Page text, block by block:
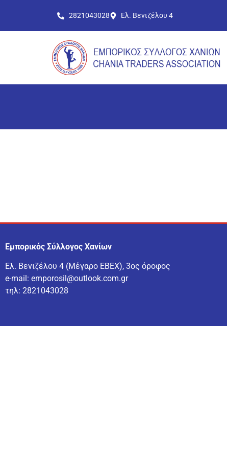
2821043028 Ελ. Βενιζέλου 4
Εμπορικός Σύλλογος Χανίων
Ελ. Βενιζέλου 4 (Μέγαρο ΕΒΕΧ), 3ος όροφος
e-mail: emporosil@outlook.com.gr
τηλ: 2821043028